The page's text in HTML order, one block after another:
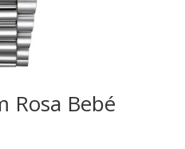
Rosa Bebé